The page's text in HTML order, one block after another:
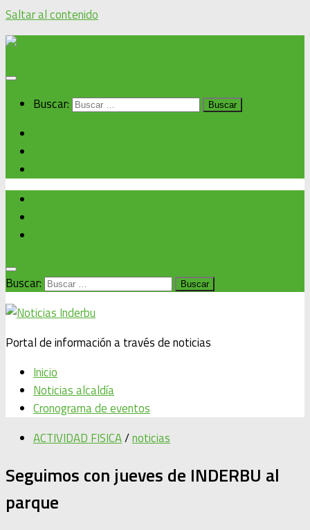
Saltar al contenido
Buscar:
Buscar:
Portal de información a través de noticias
Inicio
Noticias alcaldía
Cronograma de eventos
ACTIVIDAD FISICA/noticias
Seguimos con jueves de INDERBU al
parque